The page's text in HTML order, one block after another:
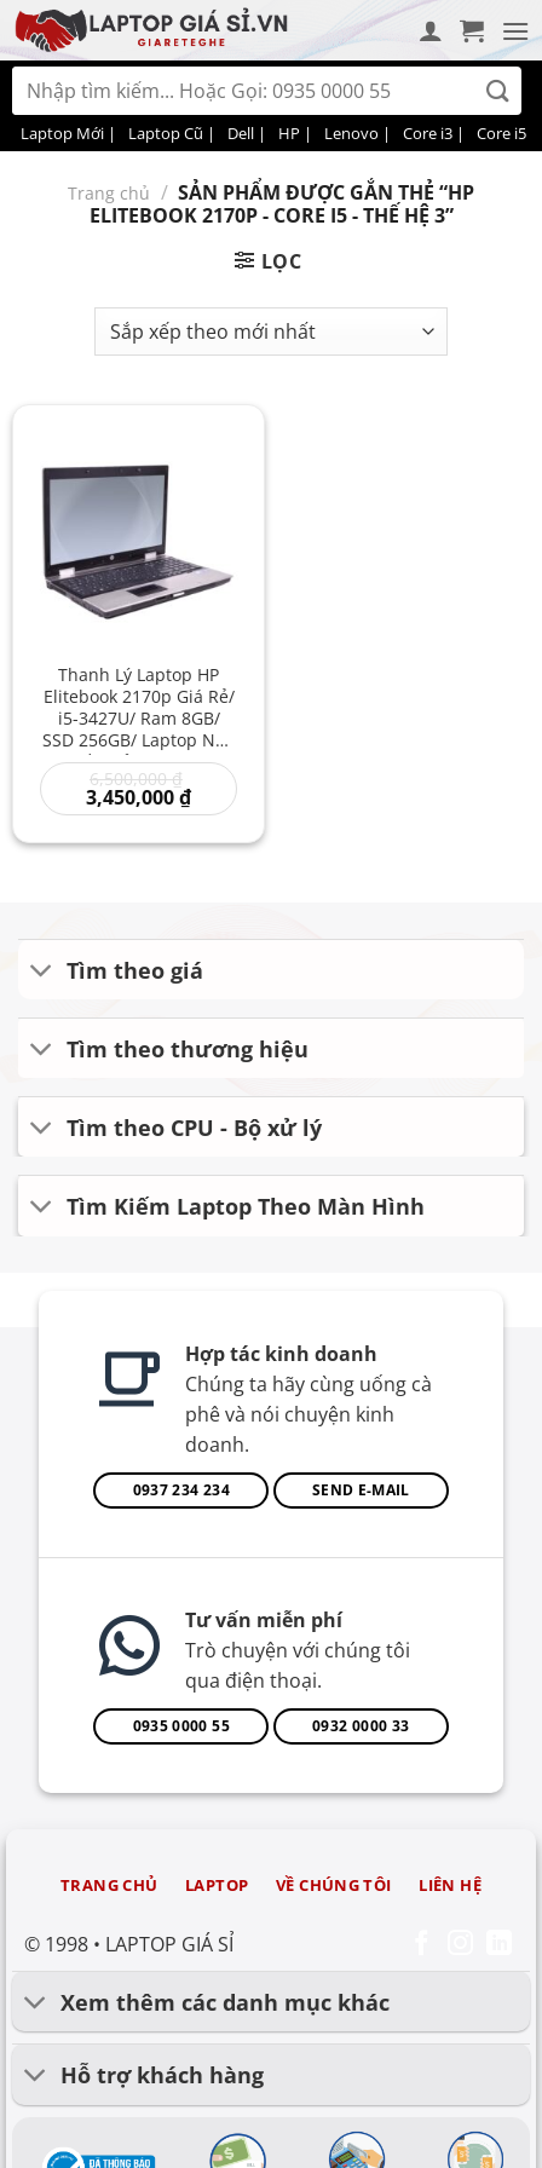
Bỏ
qua
nội
dung
Tìm
kiếm:
Laptop Mới | Laptop Cũ | Dell | HP | Lenovo | Core i3 | Core i5 |
Trang chủ / SẢN PHẨM ĐƯỢC GẮN THẺ “HP
ELITEBOOK 2170P - CORE I5 - THẾ HỆ 3”
LỌC
Thanh Lý Laptop HP
Elitebook 2170p Giá Rẻ/
i5-3427U/ Ram 8GB/
SSD 256GB/ Laptop Nhỏ
Gọn Bền Bỉ/ Mua Laptop
Cũ Rẻ/ HP Elitebook i5
Giá Rẻ
6,500,000₫
gốc
là:
3,450,000₫Giá
hiện
là:
Tìm theo giá
Tìm theo thương hiệu
Tìm theo CPU - Bộ xử lý
Tìm Kiếm Laptop Theo Màn Hình
Hợp tác kinh doanh
Chúng ta hãy cùng uống cà
phê và nói chuyện kinh
doanh.
0937 234 234 SEND E-MAIL
Tư vấn miễn phí
Trò chuyện với chúng tôi
qua điện thoại.
0935 0000 55 0932 0000 33
© 1998 • LAPTOP GIÁ SỈ
TRANG CHỦ LAPTOP VỀ CHÚNG TÔI LIÊN HỆ
Xem thêm các danh mục khác
Hỗ trợ khách hàng